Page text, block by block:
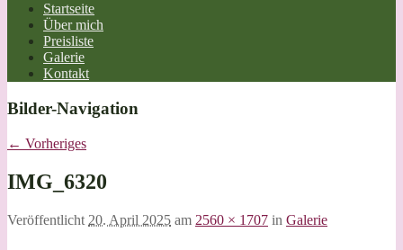
Startseite
Über mich
Preisliste
Galerie
Kontakt
Bilder-Navigation
← Vorheriges
IMG_6320
Veröffentlicht 20. April 2025 am 2560 × 1707 in Galerie